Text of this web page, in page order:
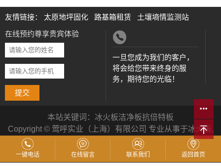
友情链接： 太原地坪固化 路基箱租赁
土壤墒情监测站
在线预约尊享贵宾体验
提交
一旦您成为我们的客户，
将会给您带来终身的服
务，期待您的光临！
本站关键词： 冰火板洁净板抗倍特板
Copyright © 莺呼实业（上海）有限公司 专业从事于冰火板 ,
洁净板,抗倍特板 , 欢迎来电咨询! 沪ICP备20014743号-1技
术支持：
企搜宝
一键电话 在线留言 联系我们 返回首页